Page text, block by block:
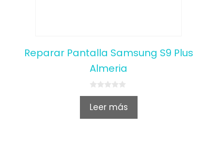
Reparar Pantalla Samsung S9 Plus
Almeria
0
u
Leer más